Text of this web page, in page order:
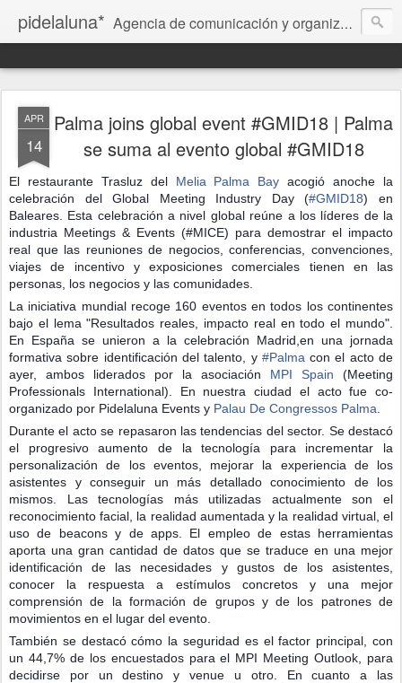
pidelaluna* Agencia de comunicación y organización de eventos en Palma de Mallorca. Communication and events planning agency in Palma de Mallorca. Kommunikation und Veranstaltungen-Agentur in Palma de Mallorca. Agència de comunicació i esdeveniments a Palma de Mallorca. Agenzia di comunicazione ed eventi a Palma di Mallorca.
APR
14
Palma joins global event #GMID18 | Palma
se suma al evento global #GMID18
El restaurante Trasluz del Melia Palma Bay acogió anoche la
celebración del Global Meeting Industry Day (#GMID18) en
Baleares. Esta celebración a nivel global reúne a los líderes de la
industria Meetings & Events (#MICE) para demostrar el impacto
real que las reuniones de negocios, conferencias, convenciones,
viajes de incentivo y exposiciones comerciales tienen en las
personas, los negocios y las comunidades.
La iniciativa mundial recoge 160 eventos en todos los continentes
bajo el lema "Resultados reales, impacto real en todo el mundo".
En España se unieron a la celebración Madrid,en una jornada
formativa sobre identificación del talento, y #Palma con el acto de
ayer, ambos liderados por la asociación MPI Spain (Meeting
Professionals International). En nuestra ciudad el acto fue co-
organizado por Pidelaluna Events y Palau De Congressos Palma
Durante el acto se repasaron las tendencias del sector. Se destacó
el progresivo aumento de la tecnología para incrementar la
personalización de los eventos, mejorar la experiencia de los
asistentes y conseguir un más detallado conocimiento de los
mismos. Las tecnologías más utilizadas actualmente son el
reconocimiento facial, la realidad aumentada y la realidad virtual, el
uso de beacons y de apps. El empleo de estas herramientas
aporta una gran cantidad de datos que se traduce en una mejor
identificación de las necesidades y gustos de los asistentes,
conocer la respuesta a estímulos concretos y una mejor
comprensión de la formación de grupos y de los patrones de
movimientos en el lugar del evento.
También se destacó cómo la seguridad es el factor principal, con
un 44,7% de los encuestados para el MPI Meeting Outlook, para
decidirse por un destino y venue u otro. En cuanto a las